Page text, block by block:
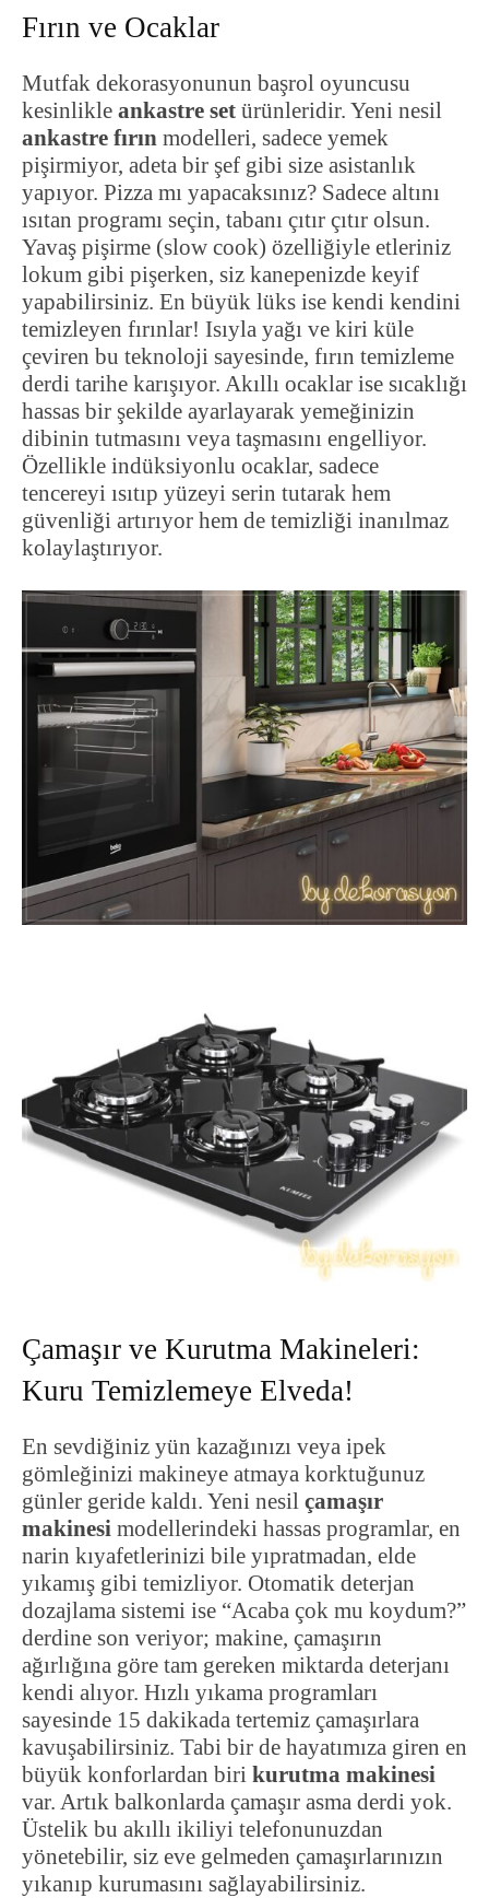
Fırın ve Ocaklar
Mutfak dekorasyonunun başrol oyuncusu
kesinlikle ankastre set ürünleridir. Yeni nesil
ankastre fırın modelleri, sadece yemek
pişirmiyor, adeta bir şef gibi size asistanlık
yapıyor. Pizza mı yapacaksınız? Sadece altını
ısıtan programı seçin, tabanı çıtır çıtır olsun.
Yavaş pişirme (slow cook) özelliğiyle etleriniz
lokum gibi pişerken, siz kanepenizde keyif
yapabilirsiniz. En büyük lüks ise kendi kendini
temizleyen fırınlar! Isıyla yağı ve kiri küle
çeviren bu teknoloji sayesinde, fırın temizleme
derdi tarihe karışıyor. Akıllı ocaklar ise sıcaklığı
hassas bir şekilde ayarlayarak yemeğinizin
dibinin tutmasını veya taşmasını engelliyor.
Özellikle indüksiyonlu ocaklar, sadece
tencereyi ısıtıp yüzeyi serin tutarak hem
güvenliği artırıyor hem de temizliği inanılmaz
kolaylaştırıyor.
Çamaşır ve Kurutma Makineleri:
Kuru Temizlemeye Elveda!
En sevdiğiniz yün kazağınızı veya ipek
gömleğinizi makineye atmaya korktuğunuz
günler geride kaldı. Yeni nesil çamaşır
makinesi modellerindeki hassas programlar, en
narin kıyafetlerinizi bile yıpratmadan, elde
yıkamış gibi temizliyor. Otomatik deterjan
dozajlama sistemi ise “Acaba çok mu koydum?”
derdine son veriyor; makine, çamaşırın
ağırlığına göre tam gereken miktarda deterjanı
kendi alıyor. Hızlı yıkama programları
sayesinde 15 dakikada tertemiz çamaşırlara
kavuşabilirsiniz. Tabi bir de hayatımıza giren en
büyük konforlardan biri kurutma makinesi
var. Artık balkonlarda çamaşır asma derdi yok.
Üstelik bu akıllı ikiliyi telefonunuzdan
yönetebilir, siz eve gelmeden çamaşırlarınızın
yıkanıp kurumasını sağlayabilirsiniz.